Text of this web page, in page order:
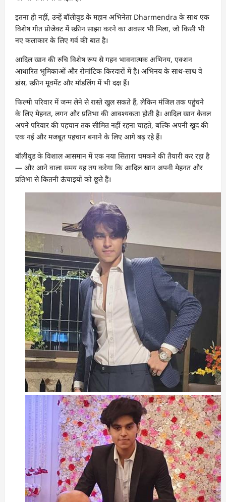
इतना ही नहीं, उन्हें बॉलीवुड के महान अभिनेता Dharmendra के साथ एक
विशेष गीत प्रोजेक्ट में स्क्रीन साझा करने का अवसर भी मिला, जो किसी भी
नए कलाकार के लिए गर्व की बात है।
आदिल खान की रुचि विशेष रूप से गहन भावनात्मक अभिनय, एक्शन
आधारित भूमिकाओं और रोमांटिक किरदारों में है। अभिनय के साथ-साथ वे
डांस, स्क्रीन मूवमेंट और मॉडलिंग में भी दक्ष हैं।
फिल्मी परिवार में जन्म लेने से रास्ते खुल सकते हैं, लेकिन मंजिल तक पहुंचने
के लिए मेहनत, लगन और प्रतिभा की आवश्यकता होती है। आदिल खान केवल
अपने परिवार की पहचान तक सीमित नहीं रहना चाहते, बल्कि अपनी खुद की
एक नई और मजबूत पहचान बनाने के लिए आगे बढ़ रहे हैं।
बॉलीवुड के विशाल आसमान में एक नया सितारा चमकने की तैयारी कर रहा है
— और आने वाला समय यह तय करेगा कि आदिल खान अपनी मेहनत और
प्रतिभा से कितनी ऊंचाइयों को छूते हैं।